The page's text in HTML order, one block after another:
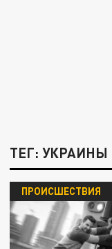
ТЕГ: УКРАИНЫ
ПРОИСШЕСТВИЯ